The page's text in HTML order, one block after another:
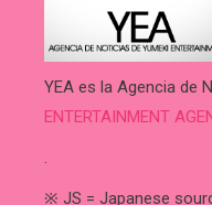
YEA es la Agencia de
ENTERTAINMENT
.
※ JS = Japanese